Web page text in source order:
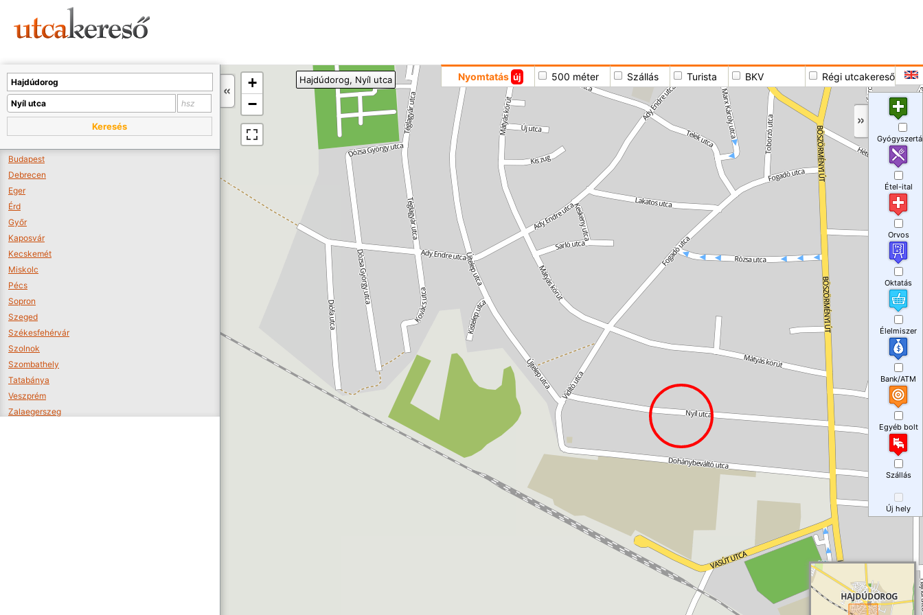
+
−
Nyomtatás új 500 méter Szállás Turista BKV Régi utcakereső
Hajdúdorog, Nyíl utca
Keresés
Budapest
Debrecen
Eger
Érd
Győr
Kaposvár
Kecskemét
Miskolc
Pécs
Sopron
Szeged
Székesfehérvár
Szolnok
Szombathely
Tatabánya
Veszprém
Zalaegerszeg
Étel-ital
Orvos
Oktatás
Élelmiszer
Bank/ATM
Egyéb bolt
Szállás
Új hely
A térképet kicsinyíteni kell, hogy látszódjanak a boltok.
Boltok látszódjanak >>